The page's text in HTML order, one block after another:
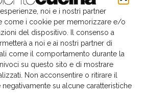
noi e i nostri partner
come i cookie per memorizzare e/o
del dispositivo. Il consenso a
a noi e ai nostri partner di
come il comportamento durante la
su questo sito e di mostrare
Non acconsentire o ritirare il
su alcune caratteristiche
Kitchens, che si affiancano tra loro
soluzione d'arredo a parete,
una imponente cappadello
e delle colonne a muro. Al di
grande blocco cucina centrale
di cottura di tipo
cottura con 4 fuochi e un coup
e forno elettrico.